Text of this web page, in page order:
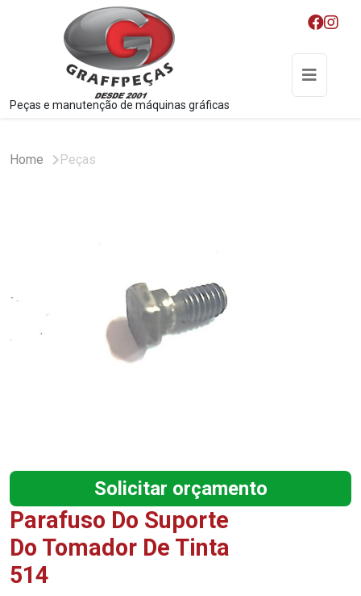
Peças e manutenção de máquinas gráficas
Home Peças
Solicitar orçamento
Parafuso Do Suporte
Do Tomador De Tinta
514